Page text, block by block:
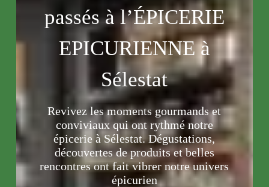
passés à l’ÉPICERIE
EPICURIENNE à
Sélestat
Revivez les moments gourmands et
conviviaux qui ont rythmé notre
épicerie à Sélestat. Dégustations,
découvertes de produits et belles
rencontres ont fait vibrer notre univers
épicurien